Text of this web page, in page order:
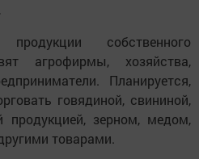
собственного
агрофирмы, хозяйства,
Планируется,
говядиной, свининой,
зерном, медом,
товарами.